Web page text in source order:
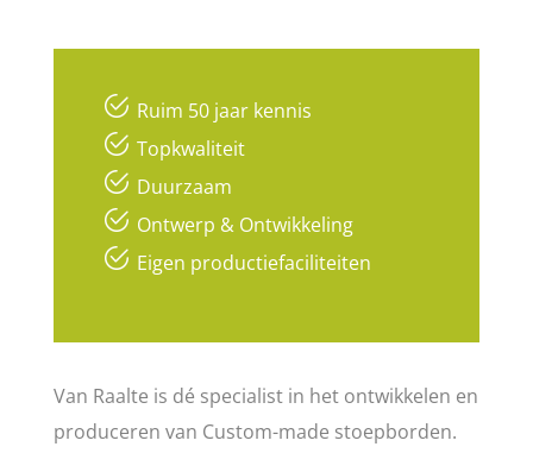
Ruim 50 jaar kennis
Topkwaliteit
Duurzaam
Ontwerp & Ontwikkeling
Eigen productiefaciliteiten
Van Raalte is dé specialist in het ontwikkelen en
produceren van Custom-made stoepborden.